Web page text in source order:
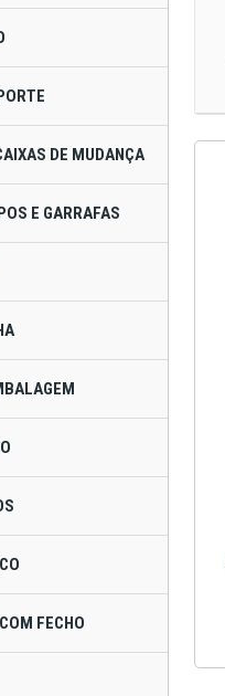
DE MUDANÇA
E GARRAFAS
FECHO